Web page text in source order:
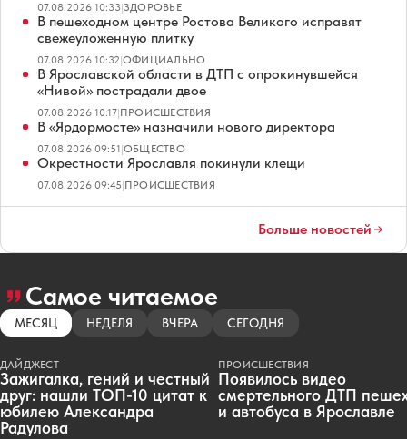
07.08.2026 10:33|ЗДОРОВЬЕ
В пешеходном центре Ростова Великого исправят
свежеуложенную плитку
07.08.2026 10:32|ОФИЦИАЛЬНО
В Ярославской области в ДТП с опрокинувшейся
«Нивой» пострадали двое
07.08.2026 10:17|ПРОИСШЕСТВИЯ
В «Ярдормосте» назначили нового директора
07.08.2026 09:51|ОБЩЕСТВО
Окрестности Ярославля покинули клещи
07.08.2026 09:45|ПРОИСШЕСТВИЯ
Больше новостей
Самое читаемое
МЕСЯЦ НЕДЕЛЯ ВЧЕРА СЕГОДНЯ
ДАЙДЖЕСТ
Зажигалка, гений и честный
друг: нашли ТОП-10 цитат к
юбилею Александра
Радулова
ПРОИСШЕСТВИЯ
Появилось видео
смертельного ДТП
и автобуса в Ярославле